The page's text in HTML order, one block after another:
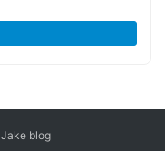
Jake blog